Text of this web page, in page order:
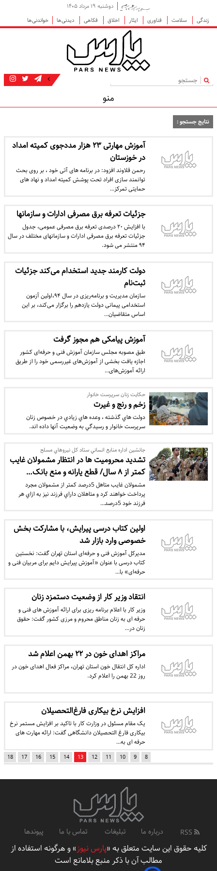
دوشنبه ۱۹ مرداد ۱۴۰۵
زندگی
سلامت فناوری ایثار اخلاق فکاهی دیدنی‌ها خواندنی‌ها
|
منو
نتایج جستجو :
آموزش مهارتی ۲۳ هزار مددجوی کمیته امداد
در خوزستان
رحمن قلاوند افزود: در برنامه های آتی خود ، بر روی بحث
توانمند سازی افراد تحت پوشش کمیته امداد و نهاد های
حمایتی تمرکز…
جزئیات تعرفه برق مصرفی ادارات و سازمانها
با افزایش ۲۰ درصدی تعرفه برق مصرفی عمومی، جدول
جزئیات تعرفه برق مصرفی ادارات و سازمانهای مختلف در سال
۹۴ منتشر می شود.
دولت کارمند جدید استخدام می‌کند جزئیات
ثبت‌نام
سازمان مدیریت و برنامه‌ریزی در سال ۹۴،اولین آزمون
استخدامی پیمانی دولت یازدهم را برگزار می‌کند، بر این
اساس متقاضیان…
‫آموزش پیامکی هم مجوز گرفت‬
طبق مصوبه مجلس سازمان آموزش فنی و حرفه‌ای کشور
اجازه یافت بخشی از آموزش‌های غیررسمی خود را از طریق
ارائه آموزش‌های…
حکايت زنان سرپرست خانوار
زخم و رنج و غيرت
دولت هاي گذشته ، وعده هاي زيادي در خصوص زنان
سرپرست خانوار و رسيدگي به وضعيت آنها داده اند.
جانشين اداره منابع انساني ستاد کل نيروهاي مسلح
تشديد محروميت ها در انتظار مشمولان غايب
کمتر از ۸ سال/ قطع يارانه و منع بانک…
مشمولان غايب متاهل 5درصد کمتر از مشمولان مجرد
پرداخت خواهند کرد و متاهلان داراي فرزند نيز به ازاي هر
فرزند خود 5درصد…
اولین کتاب درسی پیرایش، با مشارکت بخش
خصوصی وارد بازار شد
مدیرکل آموزش فنی و حرفه‌ای استان تهران گفت: نخستین
کتاب درسی با عنوان «آموزش پیرایش دایم برای مربیان فنی و
حرفه‌ای» با…
انتقاد وزیر کار از وضعیت دستمزد زنان
وزیر کار با اعلام برنامه ریزی برای ارائه آموزش های فنی و
حرفه ای به زنان مناطق محروم و مرزی کشور گفت: حقوق
زنان در…
مراكز اهدای خون در ۲۲ بهمن اعلام شد
اداره كل انتقال خون استان تهران، مراكز فعال اهدای خون در
روز 22 بهمن را اعلام كرد.
افزایش نرخ بیکاری فارغ‌التحصیلان
یک مقام مسئول در وزارت کار با تاکید بر افزایش مستمر نرخ
بیکاری فارغ التحصیلان دانشگاهی گفت: ارائه مهارت های
حرفه ای به…
8
9
10
11
12
13
14
15
16
17
18
درباره ما تبلیغات تماس با ما پیوندها
کلیه حقوق این سایت متعلق به «پارس نیوز» و هرگونه استفاده از
مطالب آن با ذکر منبع بلامانع است